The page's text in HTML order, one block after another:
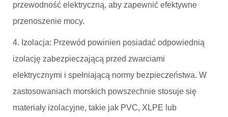
przewodność elektryczną, aby zapewnić efektywne
przenoszenie mocy.
4. Izolacja: Przewód powinien posiadać odpowiednią
izolację zabezpieczającą przed zwarciami
elektrycznymi i spełniającą normy bezpieczeństwa. W
zastosowaniach morskich powszechnie stosuje się
materiały izolacyjne, takie jak PVC, XLPE lub